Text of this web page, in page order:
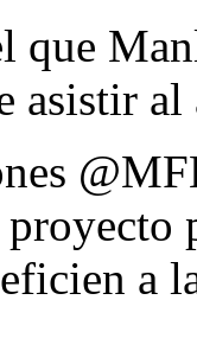
que
asistir
a